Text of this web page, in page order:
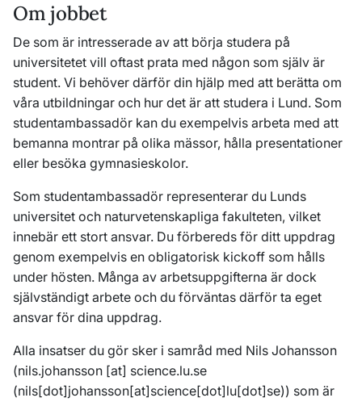
Om jobbet
De som är intresserade av att börja studera på
universitetet vill oftast prata med någon som själv är
student. Vi behöver därför din hjälp med att berätta om
våra utbildningar och hur det är att studera i Lund. Som
studentambassadör kan du exempelvis arbeta med att
bemanna montrar på olika mässor, hålla presentationer
eller besöka gymnasieskolor.
Som studentambassadör representerar du Lunds
universitet och naturvetenskapliga fakulteten, vilket
innebär ett stort ansvar. Du förbereds för ditt uppdrag
genom exempelvis en obligatorisk kickoff som hålls
under hösten. Många av arbetsuppgifterna är dock
självständigt arbete och du förväntas därför ta eget
ansvar för dina uppdrag.
Alla insatser du gör sker i samråd med Nils Johansson
(nils.johansson [at] science.lu.se
(nils[dot]johansson[at]science[dot]lu[dot]se)) som är